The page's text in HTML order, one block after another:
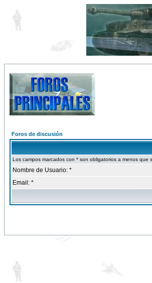
Foros de discusión
Los campos marcados con * son obligatorios a menos que
Nombre de Usuario: *
Email: *